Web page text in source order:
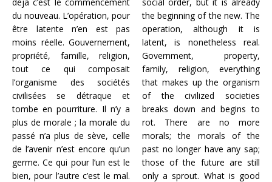
du nouveau. L’opération, pour
être latente n’en est pas
moins réelle. Gouvernement,
propriété, famille, religion,
tout ce qui composait
l’organisme des sociétés
civilisées se détraque et
tombe en pourriture. Il n’y a
plus de morale ; la morale du
passé n’a plus de sève, celle
de l’avenir n’est encore qu’un
germe. Ce qui pour l’un est le
bien, pour l’autre c’est le mal.
the beginning of the new. The
operation, although it is
latent, is nonetheless real.
Government, property,
family, religion, everything
that makes up the organism
of the civilized societies
breaks down and begins to
rot. There are no more
morals; the morals of the
past no longer have any sap;
those of the future are still
only a sprout. What is good